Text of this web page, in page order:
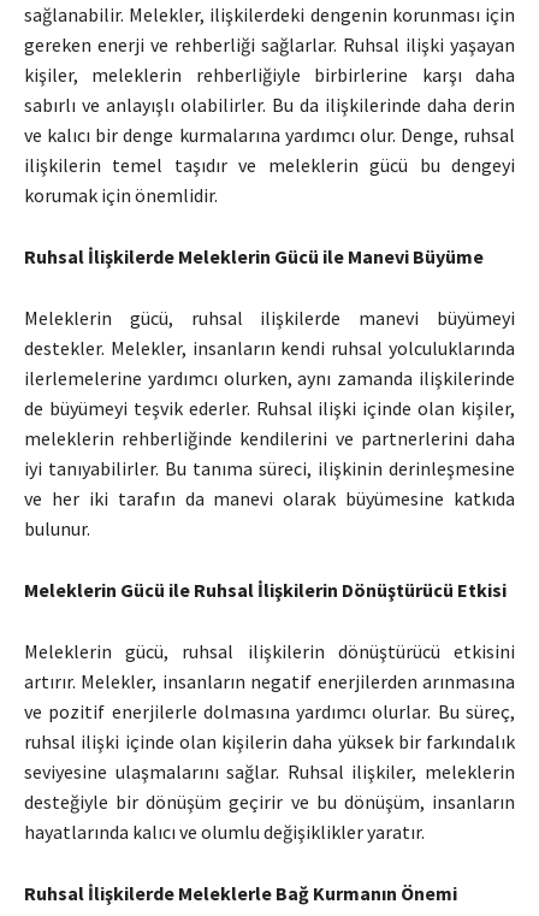
sağlanabilir. Melekler, ilişkilerdeki dengenin korunması için
gereken enerji ve rehberliği sağlarlar. Ruhsal ilişki yaşayan
kişiler, meleklerin rehberliğiyle birbirlerine karşı daha
sabırlı ve anlayışlı olabilirler. Bu da ilişkilerinde daha derin
ve kalıcı bir denge kurmalarına yardımcı olur. Denge, ruhsal
ilişkilerin temel taşıdır ve meleklerin gücü bu dengeyi
korumak için önemlidir.
Ruhsal İlişkilerde Meleklerin Gücü ile Manevi Büyüme
Meleklerin gücü, ruhsal ilişkilerde manevi büyümeyi
destekler. Melekler, insanların kendi ruhsal yolculuklarında
ilerlemelerine yardımcı olurken, aynı zamanda ilişkilerinde
de büyümeyi teşvik ederler. Ruhsal ilişki içinde olan kişiler,
meleklerin rehberliğinde kendilerini ve partnerlerini daha
iyi tanıyabilirler. Bu tanıma süreci, ilişkinin derinleşmesine
ve her iki tarafın da manevi olarak büyümesine katkıda
bulunur.
Meleklerin Gücü ile Ruhsal İlişkilerin Dönüştürücü Etkisi
Meleklerin gücü, ruhsal ilişkilerin dönüştürücü etkisini
artırır. Melekler, insanların negatif enerjilerden arınmasına
ve pozitif enerjilerle dolmasına yardımcı olurlar. Bu süreç,
ruhsal ilişki içinde olan kişilerin daha yüksek bir farkındalık
seviyesine ulaşmalarını sağlar. Ruhsal ilişkiler, meleklerin
desteğiyle bir dönüşüm geçirir ve bu dönüşüm, insanların
hayatlarında kalıcı ve olumlu değişiklikler yaratır.
Ruhsal İlişkilerde Meleklerle Bağ Kurmanın Önemi